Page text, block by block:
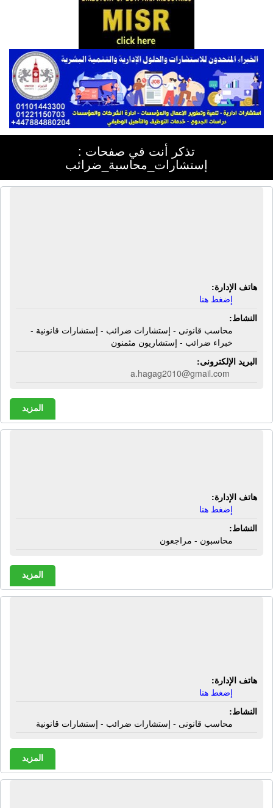
تذكر أنت في صفحات :
إستشارات_محاسبة_ضرائب
هاتف الإدارة:
إضغط هنا
النشاط:
محاسب قانونى - إستشارات ضرائب - إستشارات قانونية -
خبراء ضرائب - إستشاريون مثمنون
البريد الإلكترونى:
a.hagag2010@gmail.com
المزيد
هاتف الإدارة:
إضغط هنا
النشاط:
محاسبون - مراجعون
المزيد
هاتف الإدارة:
إضغط هنا
النشاط:
محاسب قانونى - إستشارات ضرائب - إستشارات قانونية
المزيد